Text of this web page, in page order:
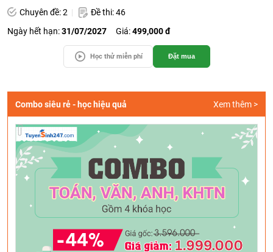
Chuyên đề: 2
Đề thi: 46
Ngày hết hạn:31/07/2027 Giá:499,000 đ
Học thử miễn phí Đặt mua
Combo siêu rẻ - học hiệu quả Xem thêm >